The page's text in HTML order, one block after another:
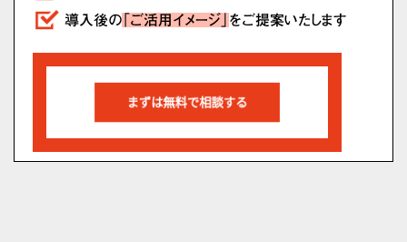
導入後の 「ご活用イメージ」 をご提案いたします